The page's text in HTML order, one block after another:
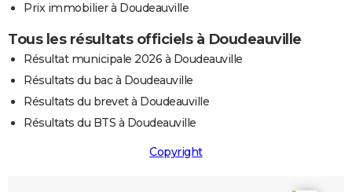
Prix immobilier à Doudeauville
Tous les résultats officiels à Doudeauville
Résultat municipale 2026 à Doudeauville
Résultats du bac à Doudeauville
Résultats du brevet à Doudeauville
Résultats du BTS à Doudeauville
Copyright